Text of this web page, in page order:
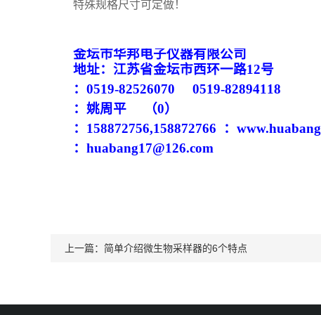
特殊规格尺寸可定做！
金坛市华邦电子仪器有限公司
地址：江苏省金坛市西环一路12号
： 0519-82526070 0519-82894118
： 姚周平
（0）
： 158872756,158872766 ： www.huabang
： huabang17@126.com
上一篇： 简单介绍微生物采样器的6个特点